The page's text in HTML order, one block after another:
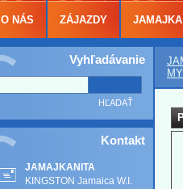
Vyhľadávanie
Kontakt
JAMAJKANITA
KINGSTON Jamaica W.I.
MY
O NÁS ZÁJAZDY JAMAJKA